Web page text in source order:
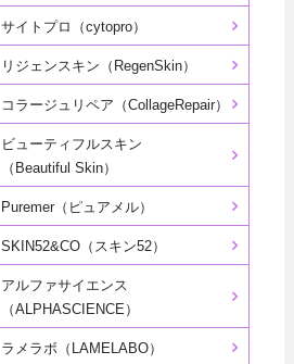
サイトプロ（cytopro）
リジェンスキン（RegenSkin）
コラージュリペア（CollageRepair）
ビューティフルスキン
（Beautiful Skin）
Puremer（ピュアメル）
SKIN52&CO（スキン52）
アルファサイエンス
（ALPHASCIENCE）
ラメラボ（LAMELABO）